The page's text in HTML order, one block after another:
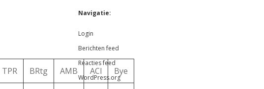
TPR BRtg AMB ACl Bye
Navigatie:
Login
Berichten feed
Reacties feed
WordPress.org